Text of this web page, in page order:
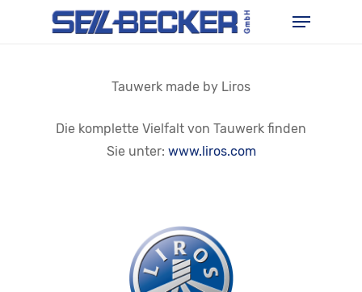
Menu
Tauwerk made by Liros
Die komplette Vielfalt von Tauwerk finden
Sie unter: www.liros.com